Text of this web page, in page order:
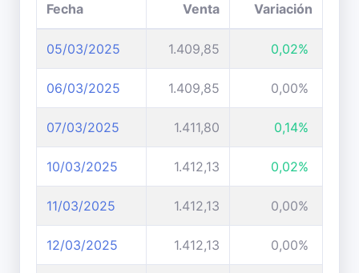
Fecha Venta Variación
05/03/2025 1.409,85 0,02%
06/03/2025 1.409,85 0,00%
07/03/2025 1.411,80 0,14%
10/03/2025 1.412,13 0,02%
11/03/2025 1.412,13 0,00%
12/03/2025 1.412,13 0,00%